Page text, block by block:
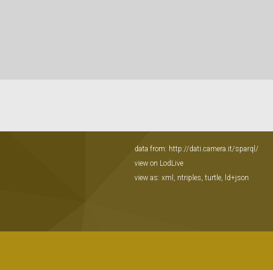
data from: http://dati.camera.it/sparql/
view on LodLive
view as: xml , ntriples, turtle, ld+json